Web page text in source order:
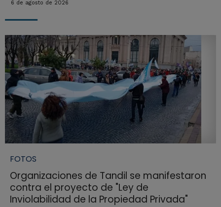
6 de agosto de 2026
FOTOS
Organizaciones de Tandil se manifestaron
contra el proyecto de "Ley de
Inviolabilidad de la Propiedad Privada"